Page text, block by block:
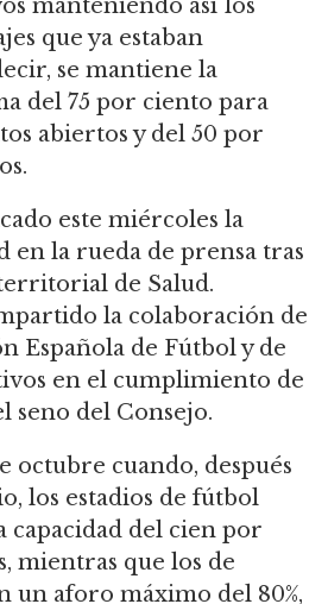
manteniendo así los
que ya estaban
se mantiene la
del 75 por ciento para
abiertos y del 50 por
este miércoles la
en la rueda de prensa tras
de Salud.
la colaboración de
Española de Fútbol y de
en el cumplimiento de
seno del Consejo.
octubre cuando, después
los estadios de fútbol
capacidad del cien por
mientras que los de
un aforo máximo del 80%,